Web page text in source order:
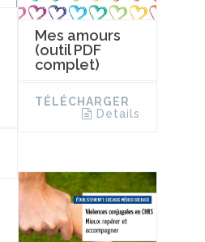
Mes amours
(outil PDF
complet)
TÉLÉCHARGER
Details